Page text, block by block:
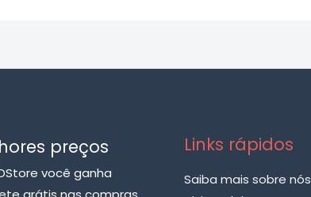
preços
você ganha
Links rápidos
Saiba mais sobre nós